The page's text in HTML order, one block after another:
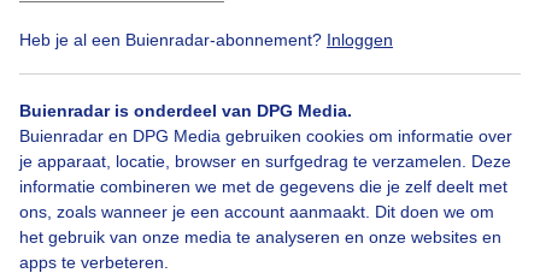
Heb je al een Buienradar-abonnement? Inloggen
Buienradar is onderdeel van DPG Media.
Buienradar en DPG Media gebruiken cookies om informatie over
je apparaat, locatie, browser en surfgedrag te verzamelen. Deze
informatie combineren we met de gegevens die je zelf deelt met
ons, zoals wanneer je een account aanmaakt. Dit doen we om
het gebruik van onze media te analyseren en onze websites en
apps te verbeteren.
Bekijk slideshow